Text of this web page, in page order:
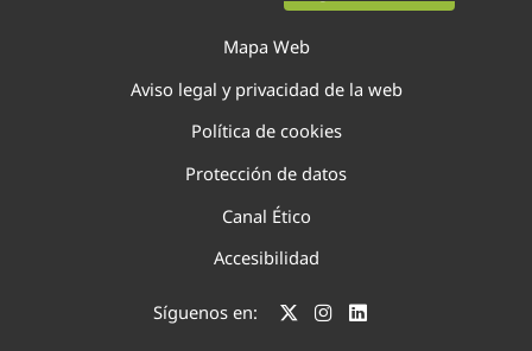
Mapa Web
Aviso legal y privacidad de la web
Política de cookies
Protección de datos
Canal Ético
Accesibilidad
Síguenos en: